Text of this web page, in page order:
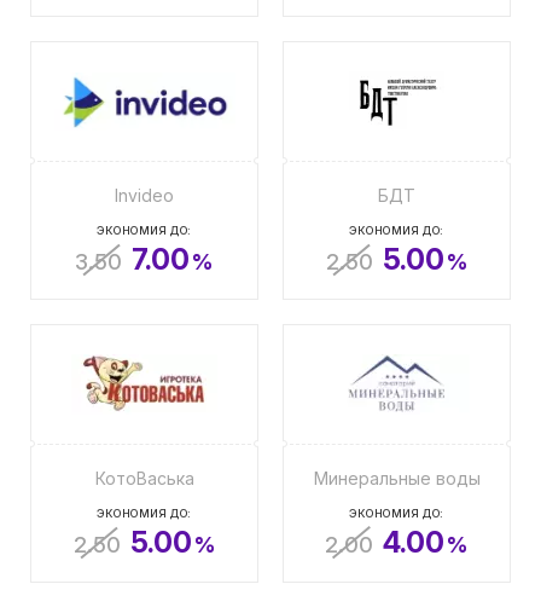
Invideo
ЭКОНОМИЯ ДО:
3.50 7.00%
БДТ
ЭКОНОМИЯ ДО:
2.50 5.00%
КотоВаська
ЭКОНОМИЯ ДО:
2.50 5.00%
Минеральные воды
ЭКОНОМИЯ ДО:
2.00 4.00%